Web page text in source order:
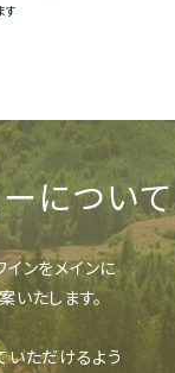
す
について
インをメインに
いたします。
いただけるよう